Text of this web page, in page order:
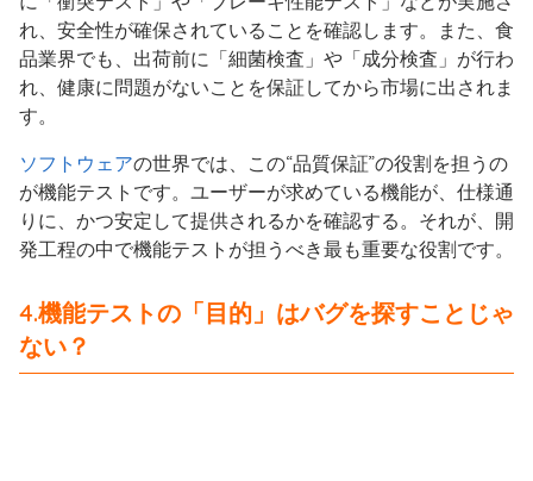
れ、安全性が確保されていることを確認します。また、食
品業界でも、出荷前に「細菌検査」や「成分検査」が行わ
れ、健康に問題がないことを保証してから市場に出されま
す。
ソフトウェアの世界では、この“品質保証”の役割を担うの
が機能テストです。ユーザーが求めている機能が、仕様通
りに、かつ安定して提供されるかを確認する。それが、開
発工程の中で機能テストが担うべき最も重要な役割です。
4.機能テストの「目的」はバグを探すことじゃ
ない？